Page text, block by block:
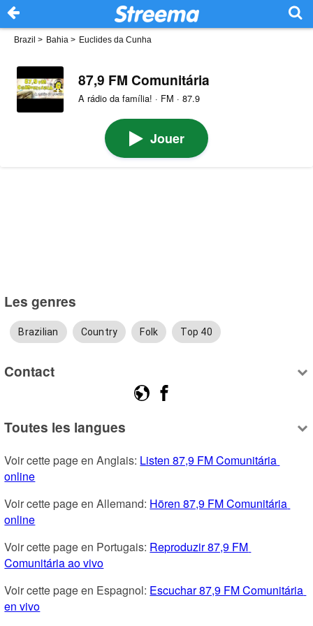
Brazil > Bahia > Euclides da Cunha
87,9 FM Comunitária
A rádio da família! · FM · 87.9
Jouer
Les genres
Brazilian Country Folk Top 40
Contact
Toutes les langues
Voir cette page en Anglais: Listen 87,9 FM Comunitária
online
Voir cette page en Allemand: Hören 87,9 FM Comunitária
online
Voir cette page en Portugais: Reproduzir 87,9 FM
Comunitária ao vivo
Voir cette page en Espagnol: Escuchar 87,9 FM Comunitária
en vivo